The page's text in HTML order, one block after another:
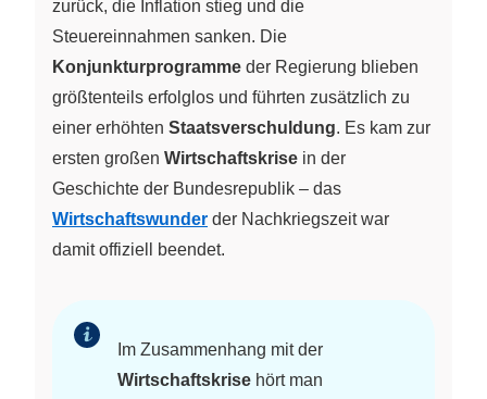
zurück, die Inflation stieg und die
Steuereinnahmen sanken. Die
Konjunkturprogramme der Regierung blieben
größtenteils erfolglos und führten zusätzlich zu
einer erhöhten Staatsverschuldung. Es kam zur
ersten großen Wirtschaftskrise in der
Geschichte der Bundesrepublik – das
Wirtschaftswunder der Nachkriegszeit war
damit offiziell beendet.
Im Zusammenhang mit der
Wirtschaftskrise hört man